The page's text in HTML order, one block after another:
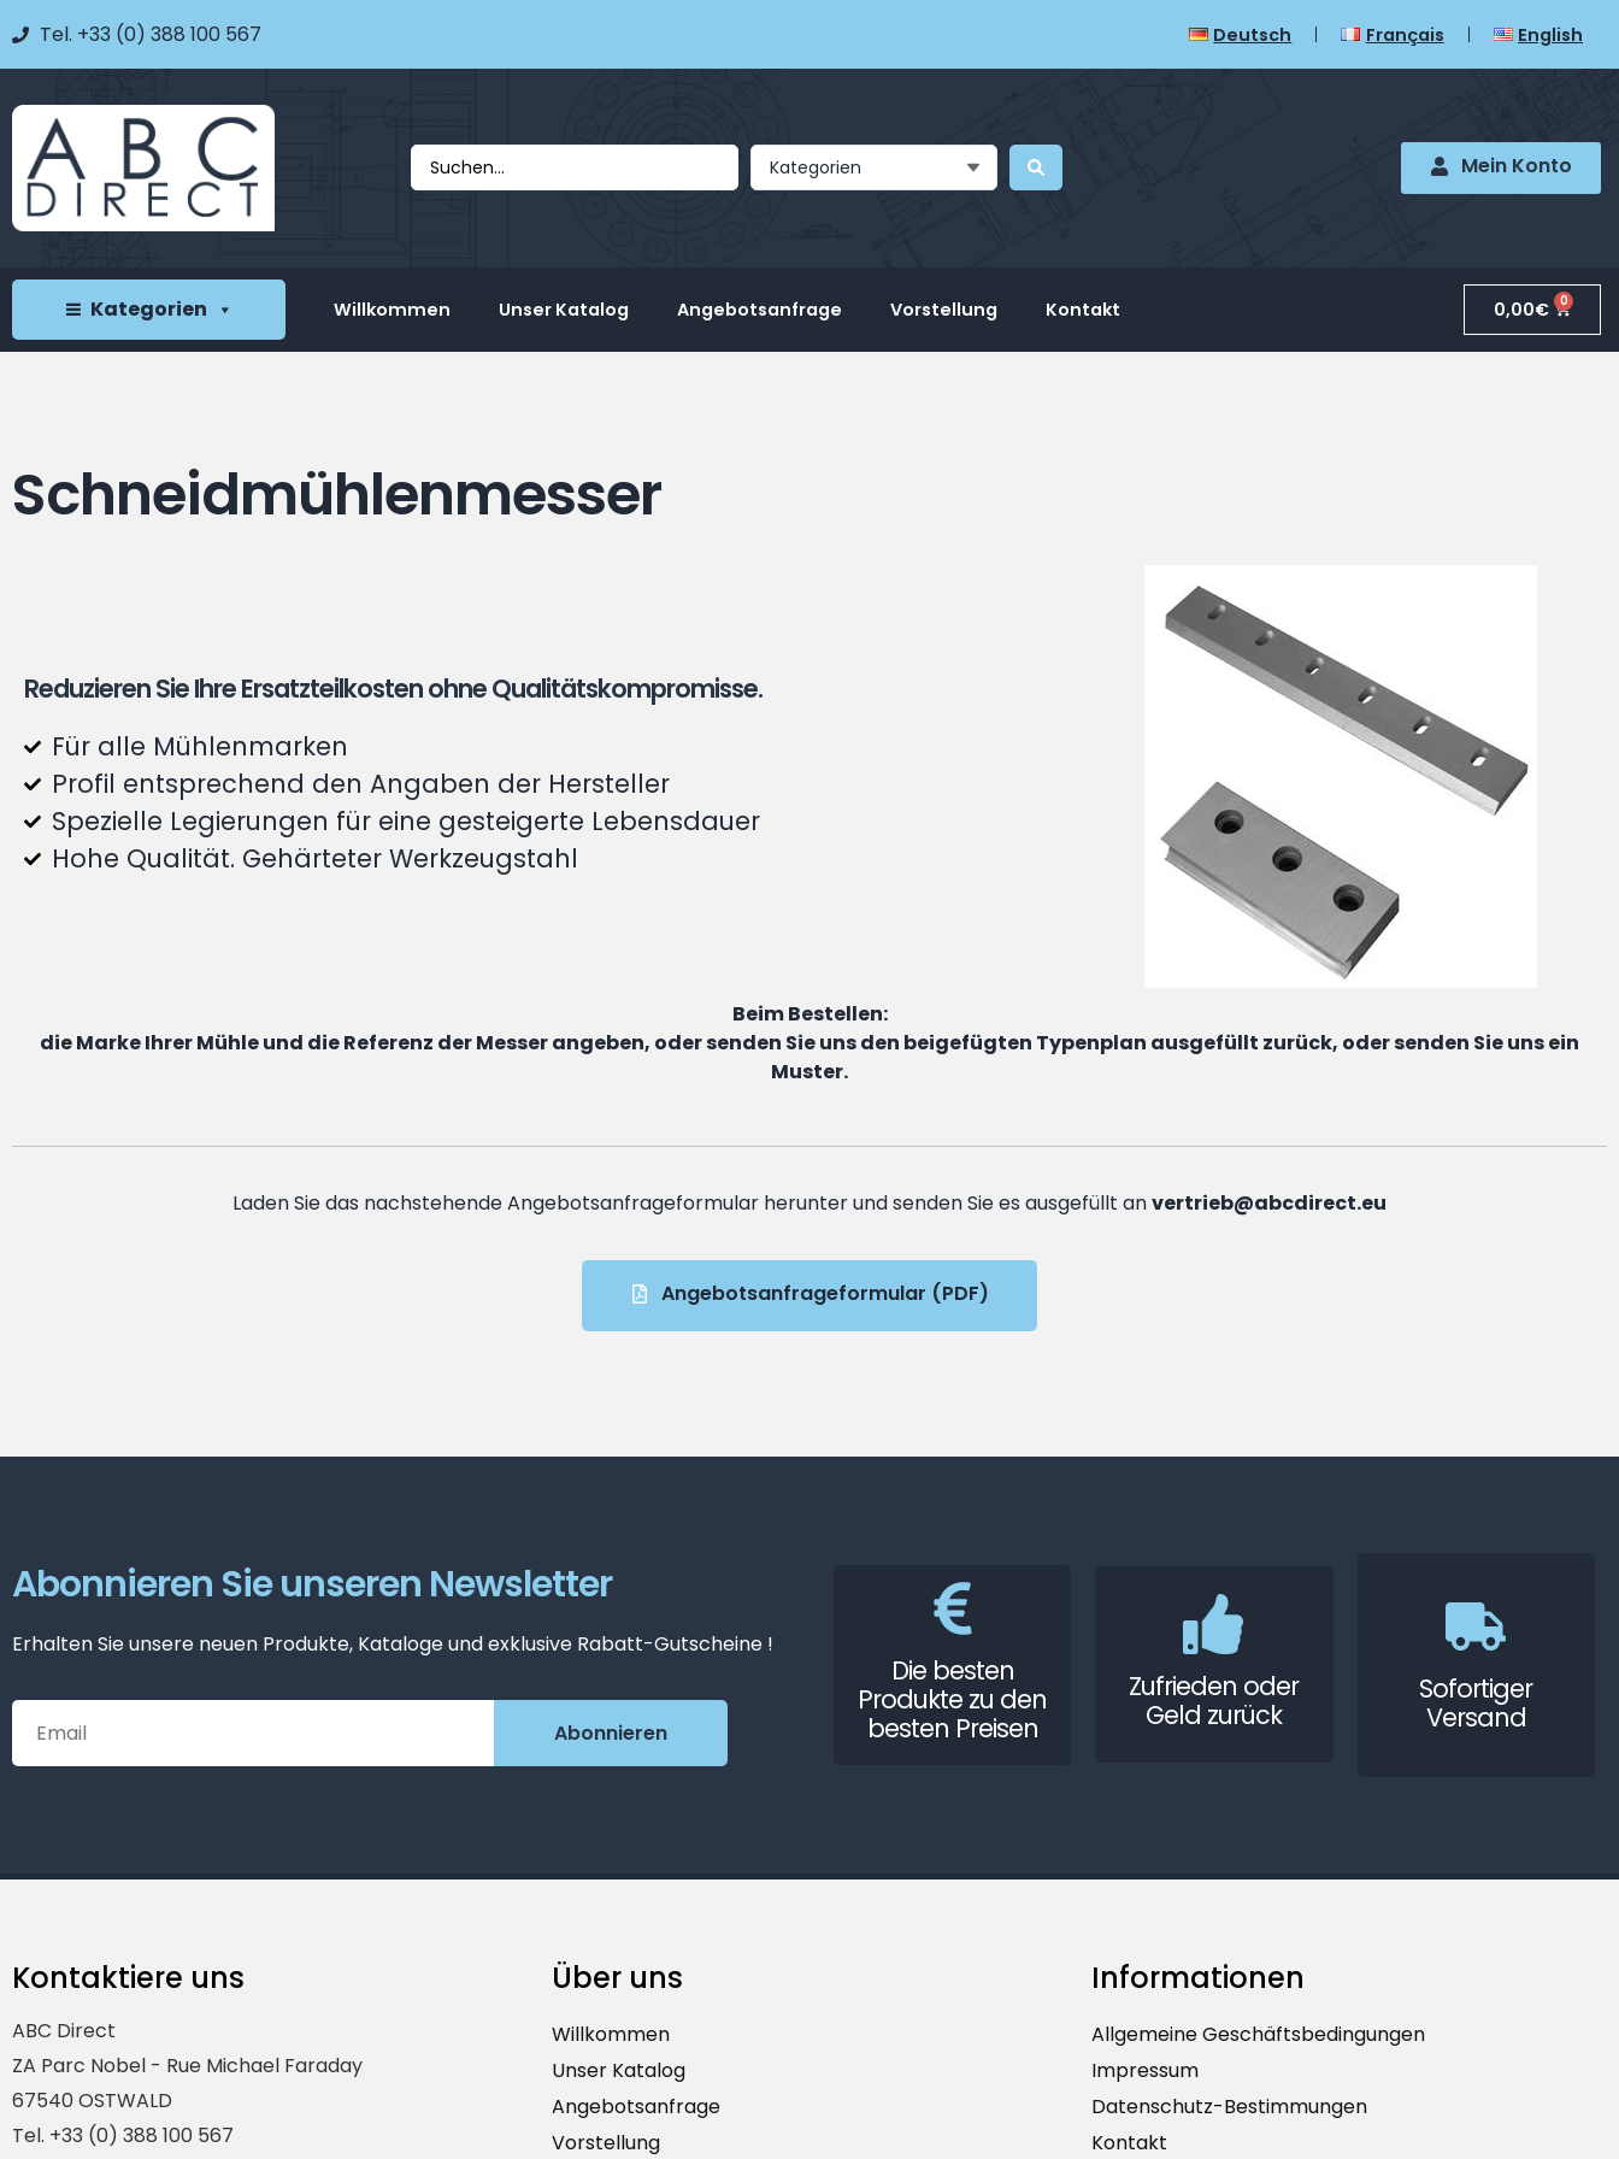
Tel. +33 (0) 388 100 567 Deutsch Français English
Kategorien Mein Konto
Kategorien Willkommen Unser Katalog Angebotsanfrage Vorstellung Kontakt 0,00€ 0
Schneidmühlenmesser
Reduzieren Sie Ihre Ersatzteilkosten ohne Qualitätskompromisse.
Für alle Mühlenmarken
Profil entsprechend den Angaben der Hersteller
Spezielle Legierungen für eine gesteigerte Lebensdauer
Hohe Qualität. Gehärteter Werkzeugstahl
Beim Bestellen:
die Marke Ihrer Mühle und die Referenz der Messer angeben, oder senden Sie uns den beigefügten Typenplan ausgefüllt zurück, oder senden Sie uns ein
Muster.
Laden Sie das nachstehende Angebotsanfrageformular herunter und senden Sie es ausgefüllt anvertrieb@abcdirect.eu
Angebotsanfrageformular (PDF)
Abonnieren Sie unseren Newsletter
Erhalten Sie unsere neuen Produkte, Kataloge und exklusive Rabatt-Gutscheine !
Die besten
Produkte zu den
besten Preisen
Zufrieden oder
Geld zurück
Sofortiger
Versand
Kontaktiere uns
ABC Direct
ZA Parc Nobel - Rue Michael Faraday
67540 OSTWALD
Tel. +33 (0) 388 100 567
Über uns
Willkommen
Unser Katalog
Angebotsanfrage
Vorstellung
Informationen
Allgemeine Geschäftsbedingungen
Impressum
Datenschutz-Bestimmungen
Kontakt